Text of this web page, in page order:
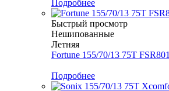
Подробнее
Быстрый просмотр
Нешипованные
Летняя
Fortune 155/70/13 75T FSR801
Подробнее